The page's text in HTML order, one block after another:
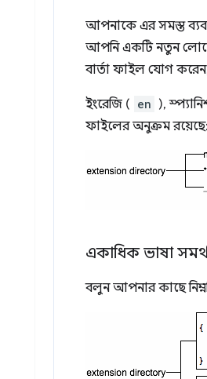
আপনাকে এর সমস্ত
আপনি একটি নতুন
বার্তা ফাইল যোগ
ইংরেজি ( en ),
ফাইলের অনুক্রম রয়েছে:
একাধিক ভাষা
বলুন আপনার কাছে